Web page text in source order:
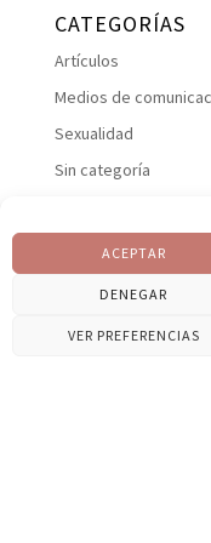
ACEPTAR
DENEGAR
VER PREFERENCIAS
CATEGORÍAS
Artículos
Medios de
Sexualidad
Sin categoría
Uncategorized
Politica de